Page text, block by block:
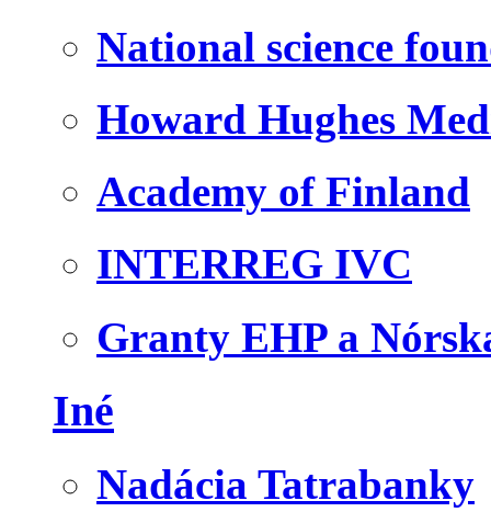
National science
Howard Hughes
Academy of Finland
INTERREG IVC
Granty EHP a
Iné
Nadácia Tatrabanky